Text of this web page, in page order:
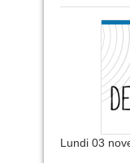
Lundi 03